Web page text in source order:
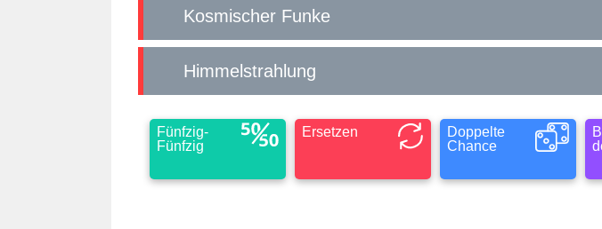
Kosmischer Funke
Himmelstrahlung
Fünfzig-
Fünfzig
Ersetzen
Doppelte
Chance